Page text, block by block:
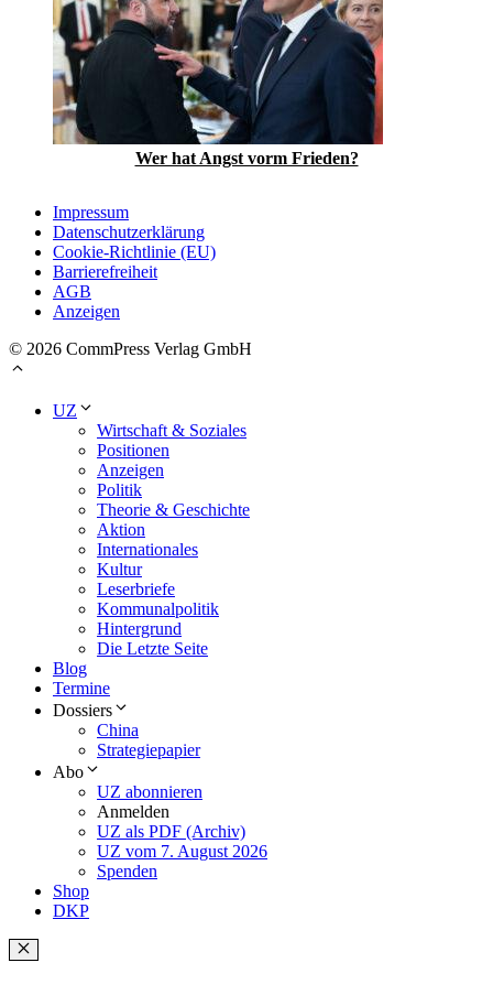
Wer hat Angst vorm Frieden?
Impressum
Datenschutzerklärung
Cookie-Richtlinie (EU)
Barrierefreiheit
AGB
Anzeigen
© 2026 CommPress Verlag GmbH
UZ
Wirtschaft & Soziales
Positionen
Anzeigen
Politik
Theorie & Geschichte
Aktion
Internationales
Kultur
Leserbriefe
Kommunalpolitik
Hintergrund
Die Letzte Seite
Blog
Termine
Dossiers
China
Strategiepapier
Abo
UZ abonnieren
Anmelden
UZ als PDF (Archiv)
UZ vom 7. August 2026
Spenden
Shop
DKP
Schließen